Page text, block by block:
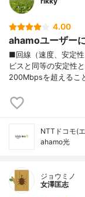
4.00
ahamoユーザー
■回線（速度、安定
ビスと同等の安定性
200Mbpsを超えるこ
NTTドコモ(
ahamo光
ジョウミノ
女澤匡志